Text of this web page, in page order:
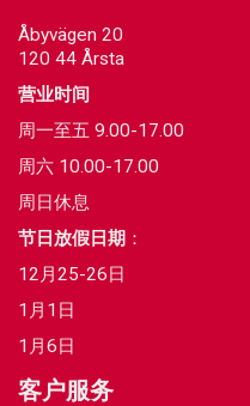
Åbyvägen 20
120 44 Årsta
营业时间
周一至五 9.00-17.00
周六 10.00-17.00
周日休息
节日放假日期 ：
12月25-26日
1月1日
1月6日
客户服务